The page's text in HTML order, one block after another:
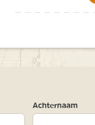
Achternaam